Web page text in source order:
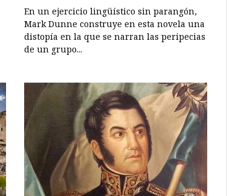
En un ejercicio lingüístico sin parangón,
Mark Dunne construye en esta novela una
distopía en la que se narran las peripecias
de un grupo...